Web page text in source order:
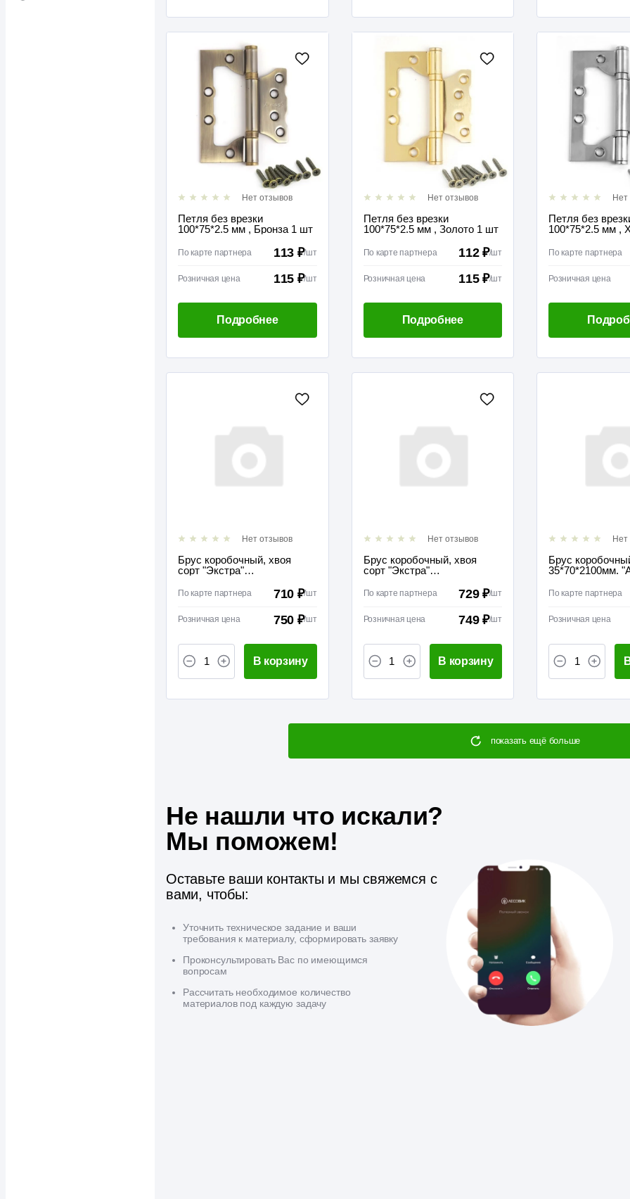
Нет отзывов
Петля без врезки
100*75*2.5 мм , Бронза 1 шт
По карте партнера 113 ₽/шт
Розничная цена 115 ₽/шт
Подробнее
Нет отзывов
Петля без врезки
100*75*2.5 мм , Золото 1 шт
По карте партнера 112 ₽/шт
Розничная цена 115 ₽/шт
Подробнее
Нет
Петля без
100*75*2.5 мм ,
По карте партнера
Розничная цена
Нет отзывов
Брус коробочный, хвоя
сорт "Экстра"
По карте партнера 710 ₽/шт
Розничная цена 750 ₽/шт
В корзину
Нет отзывов
Брус коробочный, хвоя
сорт "Экстра"
По карте партнера 729 ₽/шт
Розничная цена 749 ₽/шт
В корзину
Нет
Брус
35*70*2100мм.
По карте партнера
Розничная цена
показать ещё больше
Не нашли что искали?
Мы поможем!
Оставьте ваши контакты и мы свяжемся с
вами, чтобы:
Уточнить техническое задание и ваши
требования к материалу, сформировать заявку
Проконсультировать Вас по имеющимся
вопросам
Рассчитать необходимое количество
материалов под каждую задачу